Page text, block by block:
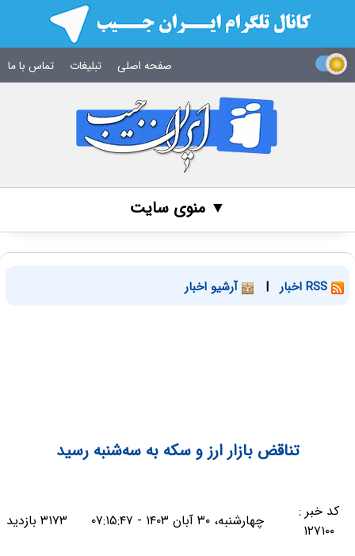
صفحه اصلی تبلیغات تماس با ما
▼ منوی سایت
| آرشیو اخبار
تناقض بازار ارز و سکه به سه‌شنبه رسید
کد خبر :
۱۲۷۱۰۰
چهارشنبه، ۳۰ آبان ۱۴۰۳ - ۰۷:۱۵:۴۷ ۳۱۷۳ بازدید